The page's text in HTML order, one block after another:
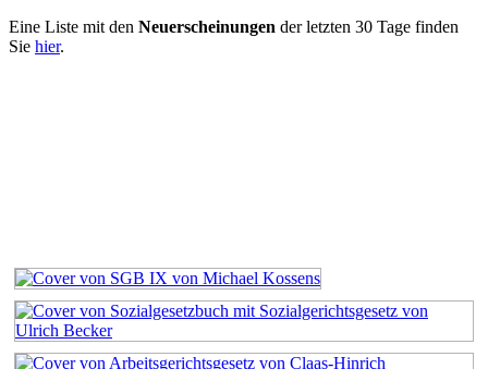
Eine Liste mit den Neuerscheinungen der letzten 30 Tage finden
Sie hier.